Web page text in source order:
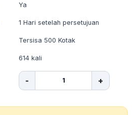
Ya
1 Hari setelah persetujuan
Tersisa 500 Kotak
614 kali
- +